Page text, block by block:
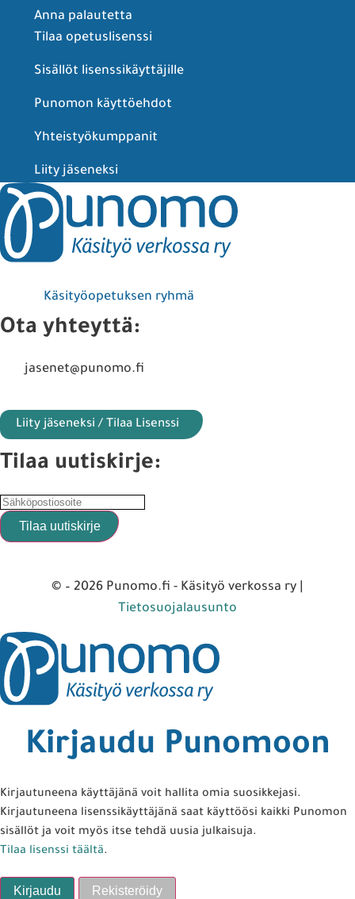
Anna palautetta
Tilaa opetuslisenssi
Sisällöt lisenssikäyttäjille
Punomon käyttöehdot
Yhteistyökumppanit
Liity jäseneksi
Käsityöopetuksen ryhmä
Ota yhteyttä:
jasenet@punomo.fi
Liity jäseneksi / Tilaa Lisenssi
Tilaa uutiskirje:
© – 2026 Punomo.fi - Käsityö verkossa ry |
Tietosuojalausunto
Kirjaudu Punomoon
Kirjautuneena käyttäjänä voit hallita omia suosikkejasi.
Kirjautuneena lisenssikäyttäjänä saat käyttöösi kaikki Punomon
sisällöt ja voit myös itse tehdä uusia julkaisuja.
Tilaa lisenssi täältä.
Kirjaudu Rekisteröidy